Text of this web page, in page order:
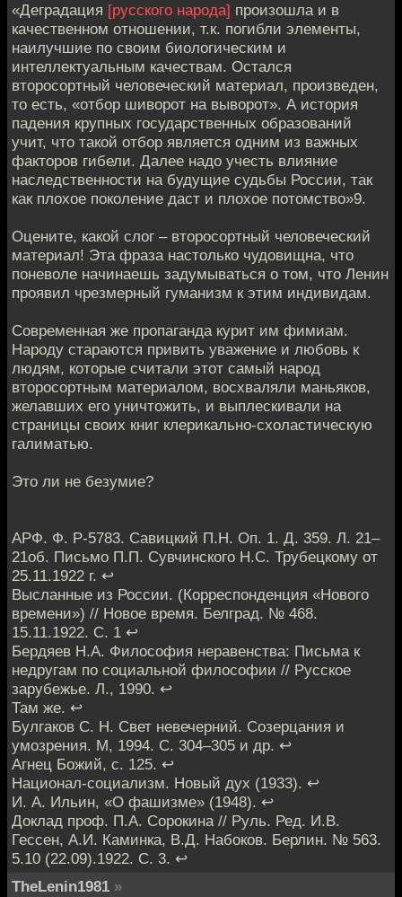
«Деградация [русского народа] произошла и в
качественном отношении, т.к. погибли элементы,
наилучшие по своим биологическим и
интеллектуальным качествам. Остался
второсортный человеческий материал, произведен,
то есть, «отбор шиворот на выворот». А история
падения крупных государственных образований
учит, что такой отбор является одним из важных
факторов гибели. Далее надо учесть влияние
наследственности на будущие судьбы России, так
как плохое поколение даст и плохое потомство»9.
Оцените, какой слог – второсортный человеческий
материал! Эта фраза настолько чудовищна, что
поневоле начинаешь задумываться о том, что Ленин
проявил чрезмерный гуманизм к этим индивидам.
Современная же пропаганда курит им фимиам.
Народу стараются привить уважение и любовь к
людям, которые считали этот самый народ
второсортным материалом, восхваляли маньяков,
желавших его уничтожить, и выплескивали на
страницы своих книг клерикально-схоластическую
галиматью.
Это ли не безумие?
АРФ. Ф. Р-5783. Савицкий П.Н. Оп. 1. Д. 359. Л. 21–
21об. Письмо П.П. Сувчинского Н.С. Трубецкому от
25.11.1922 г. ↩
Высланные из России. (Корреспонденция «Нового
времени») // Новое время. Белград. № 468.
15.11.1922. С. 1 ↩
Бердяев Н.А. Философия неравенства: Письма к
недругам по социальной философии // Русское
зарубежье. Л., 1990. ↩
Там же. ↩
Булгаков С. Н. Свет невечерний. Созерцания и
умозрения. М, 1994. С. 304–305 и др. ↩
Агнец Божий, с. 125. ↩
Национал-социализм. Новый дух (1933). ↩
И. А. Ильин, «О фашизме» (1948). ↩
Доклад проф. П.А. Сорокина // Руль. Ред. И.В.
Гессен, А.И. Каминка, В.Д. Набоков. Берлин. № 563.
5.10 (22.09).1922. С. 3. ↩
TheLenin1981 »